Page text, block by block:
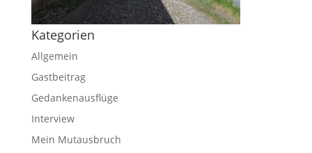
Kategorien
Allgemein
Gastbeitrag
Gedankenausflüge
Interview
Mein Mutausbruch